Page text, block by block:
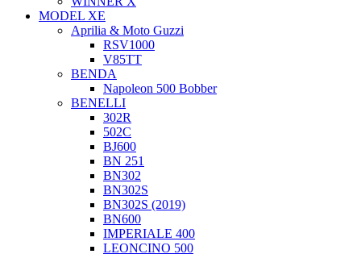
MODEL XE
Aprilia & Moto Guzzi
RSV1000
V85TT
BENDA
Napoleon 500 Bobber
BENELLI
302R
502C
BJ600
BN 251
BN302
BN302S
BN302S (2019)
BN600
IMPERIALE 400
LEONCINO 500